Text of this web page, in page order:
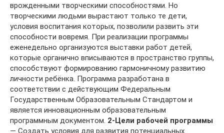
врожденными творческими способностями. Но
творческими людьми вырастают только те дети,
условия воспитания которых, позволили развить эти
способности вовремя. При реализации программы
еженедельно организуются выставки работ детей,
которые органично вписываются в пространство группы,
способствуют формированию гармоничному развитию
личности ребёнка. Программа разработана в
соответствии с действующим Федеральным
Государственным Образовательным Стандартом и
является инновационным образовательным
программным документом. 2-Цели рабочей программы
— Создать условия для развития потенциальных